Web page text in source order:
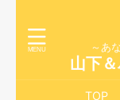
～あ
山下
TOP